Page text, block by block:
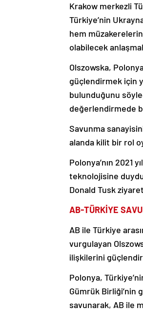
Krakow merkezli
Türkiye’nin
hem
olabilecek
Olszowska,
güçlendirmek için
bulunduğunu
değerlendirmede
Savunma
alanda kilit bir rol
Polonya’nın 2021
teknolojisine
Donald Tusk
AB-TÜRKİYE
AB ile Türkiye
vurgulayan
ilişkilerini
Polonya,
Gümrük Birliği’nin
savunarak, AB ile